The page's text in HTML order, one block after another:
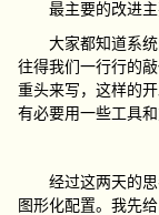
最主要的改进主
大家都知道系统
往得我们一行行的
重头来写，这样的
有必要用一些工具和
经过这两天的思
图形化配置。我先